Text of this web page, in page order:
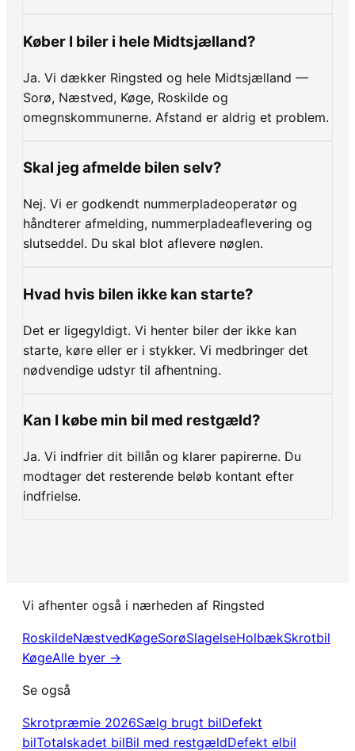
Køber I biler i hele Midtsjælland?
Ja. Vi dækker Ringsted og hele Midtsjælland —
Sorø, Næstved, Køge, Roskilde og
omegnskommunerne. Afstand er aldrig et problem.
Skal jeg afmelde bilen selv?
Nej. Vi er godkendt nummerpladeoperatør og
håndterer afmelding, nummerpladeaflevering og
slutseddel. Du skal blot aflevere nøglen.
Hvad hvis bilen ikke kan starte?
Det er ligegyldigt. Vi henter biler der ikke kan
starte, køre eller er i stykker. Vi medbringer det
nødvendige udstyr til afhentning.
Kan I købe min bil med restgæld?
Ja. Vi indfrier dit billån og klarer papirerne. Du
modtager det resterende beløb kontant efter
indfrielse.
Vi afhenter også i nærheden af Ringsted
RoskildeNæstvedKøgeSorøSlagelseHolbækSkrotbil
KøgeAlle byer →
Se også
Skrotpræmie 2026Sælg brugt bilDefekt
bilTotalskadet bilBil med restgældDefekt elbil